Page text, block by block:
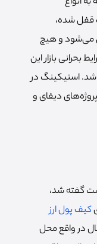
قفل شده،
می‌شود و هیچ
بحرانی بازار این
استیکینگ در
دیفای و
گفته شد،
کیف پول ارز
در واقع محل